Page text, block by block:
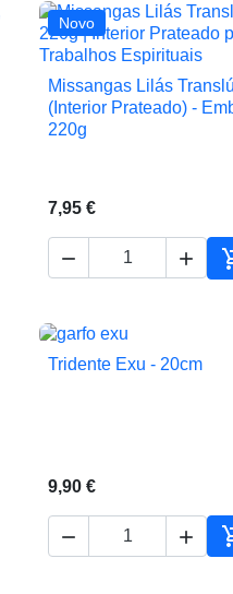
ao carrinho
Novo
 Vista
Missangas Lilás
(Interior Prateado) -
220g
7,95 €
 
ao carrinho
 Vista rápida
Tridente Exu - 20cm
9,90 €
 